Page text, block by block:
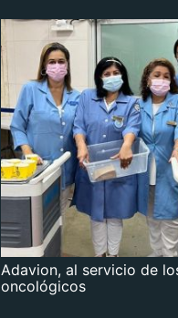
Adavion, al servicio de
oncológicos